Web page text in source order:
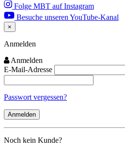
Folge MBT auf Instagram
Besuche unseren YouTube-Kanal
×
Close
Anmelden
Anmelden
E-Mail-Adresse
Passwort vergessen?
Noch kein Kunde?